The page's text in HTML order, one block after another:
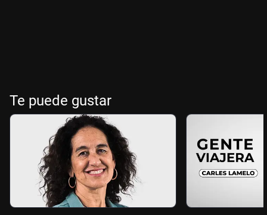
Te puede gustar